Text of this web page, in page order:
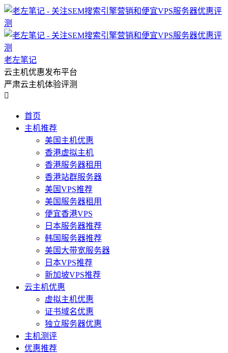
老左笔记
云主机优惠发布平台
严肃云主机体验评测

首页
主机推荐
美国主机优惠
香港虚拟主机
香港服务器租用
香港站群服务器
美国VPS推荐
美国服务器租用
便宜香港VPS
日本服务器推荐
韩国服务器推荐
美国大带宽服务器
日本VPS推荐
新加坡VPS推荐
云主机优惠
虚拟主机优惠
证书域名优惠
独立服务器优惠
主机测评
优惠推荐